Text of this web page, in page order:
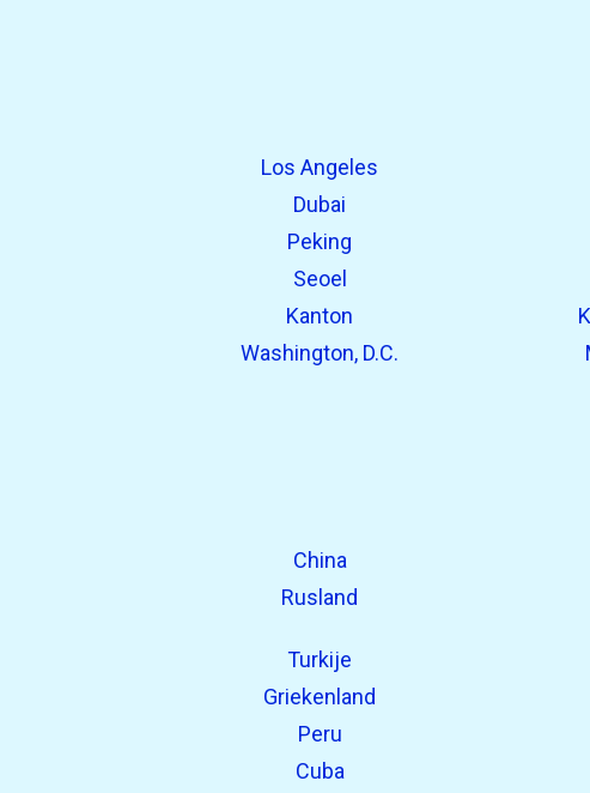
Los Angeles
Dubai
Peking
Seoel
Kanton
Washington, D.C.
China
Rusland
Turkije
Griekenland
Peru
Cuba